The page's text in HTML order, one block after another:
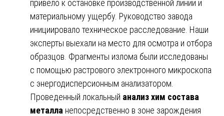
привело к остановке производственной линии и
материальному ущербу. Руководство завода
инициировало техническое расследование. Наши
эксперты выехали на место для осмотра и отбора
образцов. Фрагменты излома были исследованы
с помощью растрового электронного микроскопа
с энергодисперсионным анализатором.
Проведенный локальный анализ хим состава
металла непосредственно в зоне зарождения